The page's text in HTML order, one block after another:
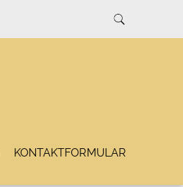
KONTAKTFORMULAR